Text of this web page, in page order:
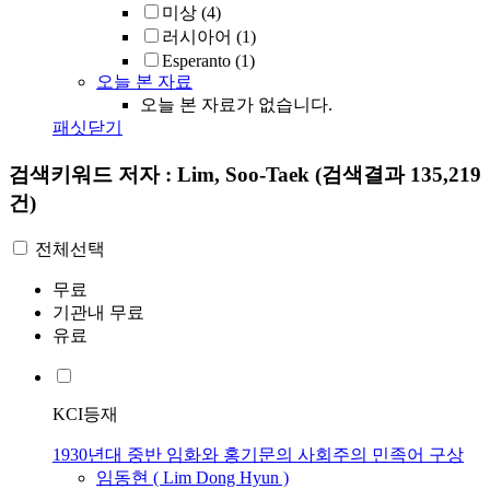
미상 (4)
러시아어 (1)
Esperanto (1)
오늘 본 자료
오늘 본 자료가 없습니다.
패싯닫기
검색키워드 저자 : Lim, Soo-Taek (검색결과 135,219
건)
전체선택
무료
기관내 무료
유료
KCI등재
1930년대 중반 임화와 홍기문의 사회주의 민족어 구상
임동현 ( Lim Dong Hyun )